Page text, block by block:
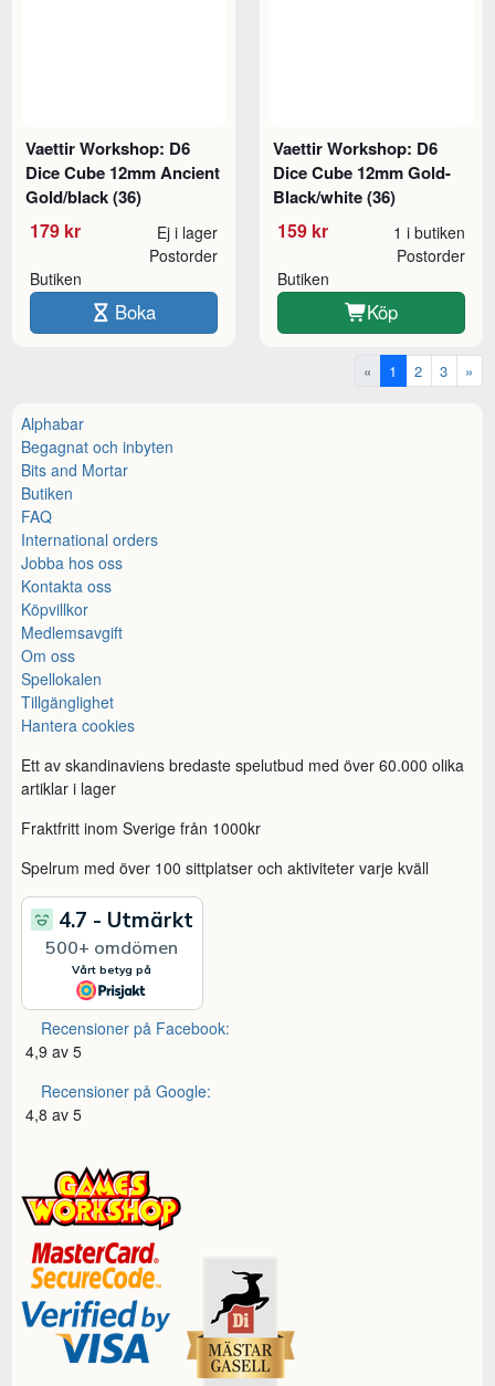
Vaettir Workshop: D6
Dice Cube 12mm Ancient
Gold/black (36)
179 kr Ej i lager
Butiken
Postorder
Boka
Vaettir Workshop: D6
Dice Cube 12mm Gold-
Black/white (36)
159 kr 1 i butiken
Butiken
Postorder
Köp
« 1 2 3 »
Alphabar
Begagnat och inbyten
Bits and Mortar
Butiken
FAQ
International orders
Jobba hos oss
Kontakta oss
Köpvillkor
Medlemsavgift
Om oss
Spellokalen
Tillgänglighet
Hantera cookies
Ett av skandinaviens bredaste spelutbud med över 60.000 olika
artiklar i lager
Fraktfritt inom Sverige från 1000kr
Spelrum med över 100 sittplatser och aktiviteter varje kväll
Recensioner på Facebook:
4,9 av 5
Recensioner på Google:
4,8 av 5